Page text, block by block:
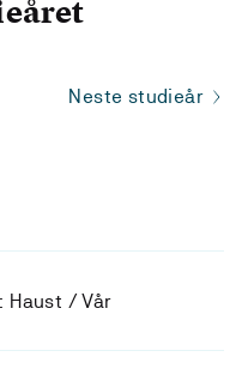
Neste studieår
Haust / Vår